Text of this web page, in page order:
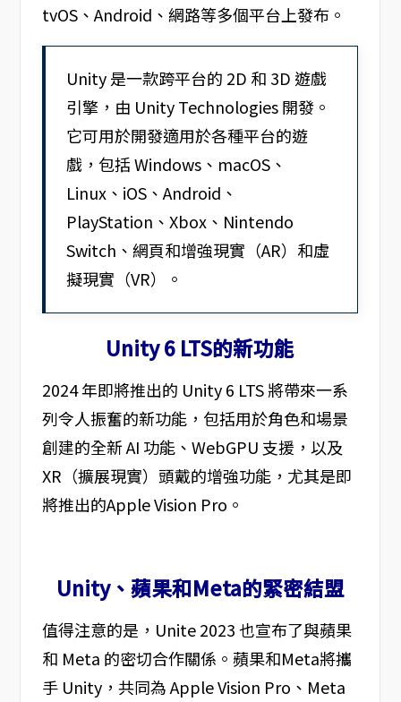
tvOS、Android、網路等多個平台上發布。
Unity 是一款跨平台的 2D 和 3D 遊戲
引擎，由 Unity Technologies 開發。
它可用於開發適用於各種平台的遊
戲，包括 Windows、macOS、
Linux、iOS、Android、
PlayStation、Xbox、Nintendo
Switch、網頁和增強現實（AR）和虛
擬現實（VR）。
Unity 6 LTS的新功能
2024 年即將推出的 Unity 6 LTS 將帶來一系
列令人振奮的新功能，包括用於角色和場景
創建的全新 AI 功能、WebGPU 支援，以及
XR（擴展現實）頭戴的增強功能，尤其是即
將推出的Apple Vision Pro。
Unity、蘋果和Meta的緊密結盟
值得注意的是，Unite 2023 也宣布了與蘋果
和 Meta 的密切合作關係。蘋果和Meta將攜
手 Unity，共同為 Apple Vision Pro、Meta